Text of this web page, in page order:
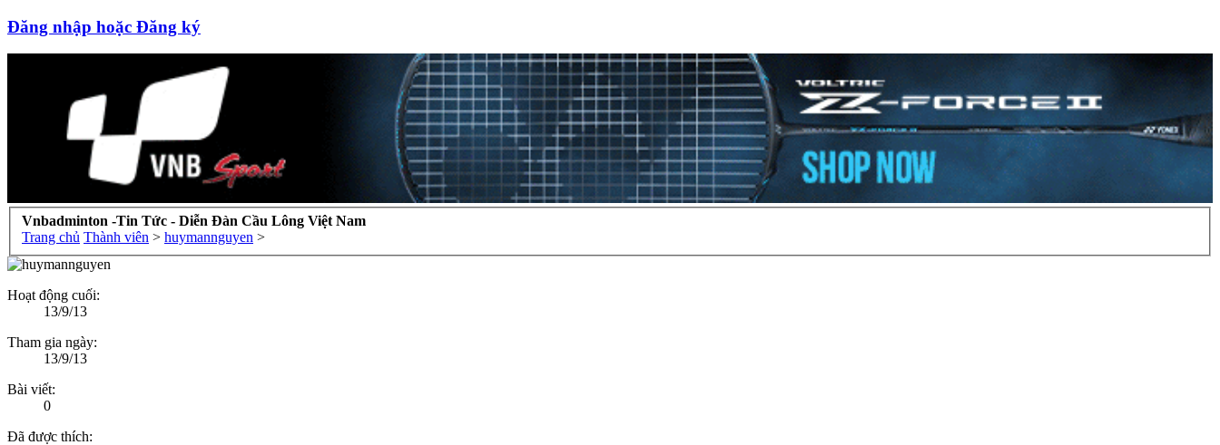
Đăng nhập hoặc Đăng ký
Vnbadminton -Tin Tức - Diễn Đàn Cầu Lông Việt Nam
Trang chủ Thành viên > huymannguyen >
Hoạt động cuối:
13/9/13
Tham gia ngày:
13/9/13
Bài viết:
0
Đã được thích: